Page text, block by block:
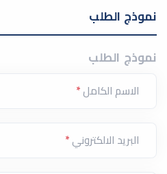
نموذج الطلب
نموذج الطلب
الاسم الكامل*
البريد الالكتروني*